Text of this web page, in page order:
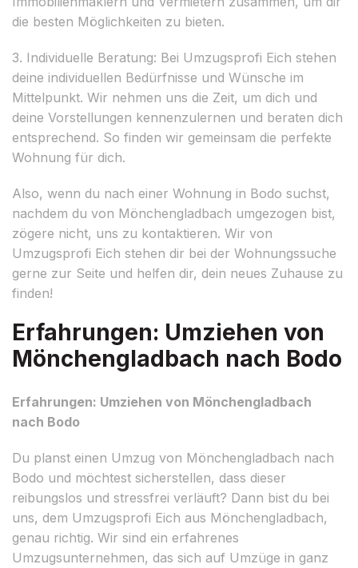
die besten Möglichkeiten zu bieten.
3. Individuelle Beratung: Bei Umzugsprofi Eich stehen
deine individuellen Bedürfnisse und Wünsche im
Mittelpunkt. Wir nehmen uns die Zeit, um dich und
deine Vorstellungen kennenzulernen und beraten dich
entsprechend. So finden wir gemeinsam die perfekte
Wohnung für dich.
Also, wenn du nach einer Wohnung in Bodo suchst,
nachdem du von Mönchengladbach umgezogen bist,
zögere nicht, uns zu kontaktieren. Wir von
Umzugsprofi Eich stehen dir bei der Wohnungssuche
gerne zur Seite und helfen dir, dein neues Zuhause zu
finden!
Erfahrungen: Umziehen von
Mönchengladbach nach Bodo
Erfahrungen: Umziehen von Mönchengladbach
nach Bodo
Du planst einen Umzug von Mönchengladbach nach
Bodo und möchtest sicherstellen, dass dieser
reibungslos und stressfrei verläuft? Dann bist du bei
uns, dem Umzugsprofi Eich aus Mönchengladbach,
genau richtig. Wir sind ein erfahrenes
Umzugsunternehmen, das sich auf Umzüge in ganz